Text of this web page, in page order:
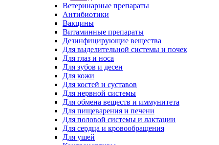
Ветеринарные препараты
Антибиотики
Вакцины
Витаминные препараты
Дезинфицирующие вещества
Для выделительной системы и почек
Для глаз и носа
Для зубов и десен
Для кожи
Для костей и суставов
Для нервной системы
Для обмена веществ и иммунитета
Для пищеварения и печени
Для половой системы и лактации
Для сердца и кровообращения
Для ушей